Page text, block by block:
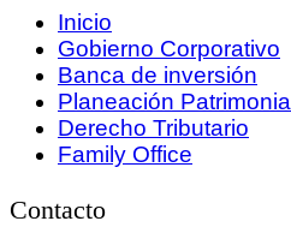
Inicio
Gobierno Corporativo
Banca de inversión
Planeación Patrimonial
Derecho Tributario
Family Office
Contacto